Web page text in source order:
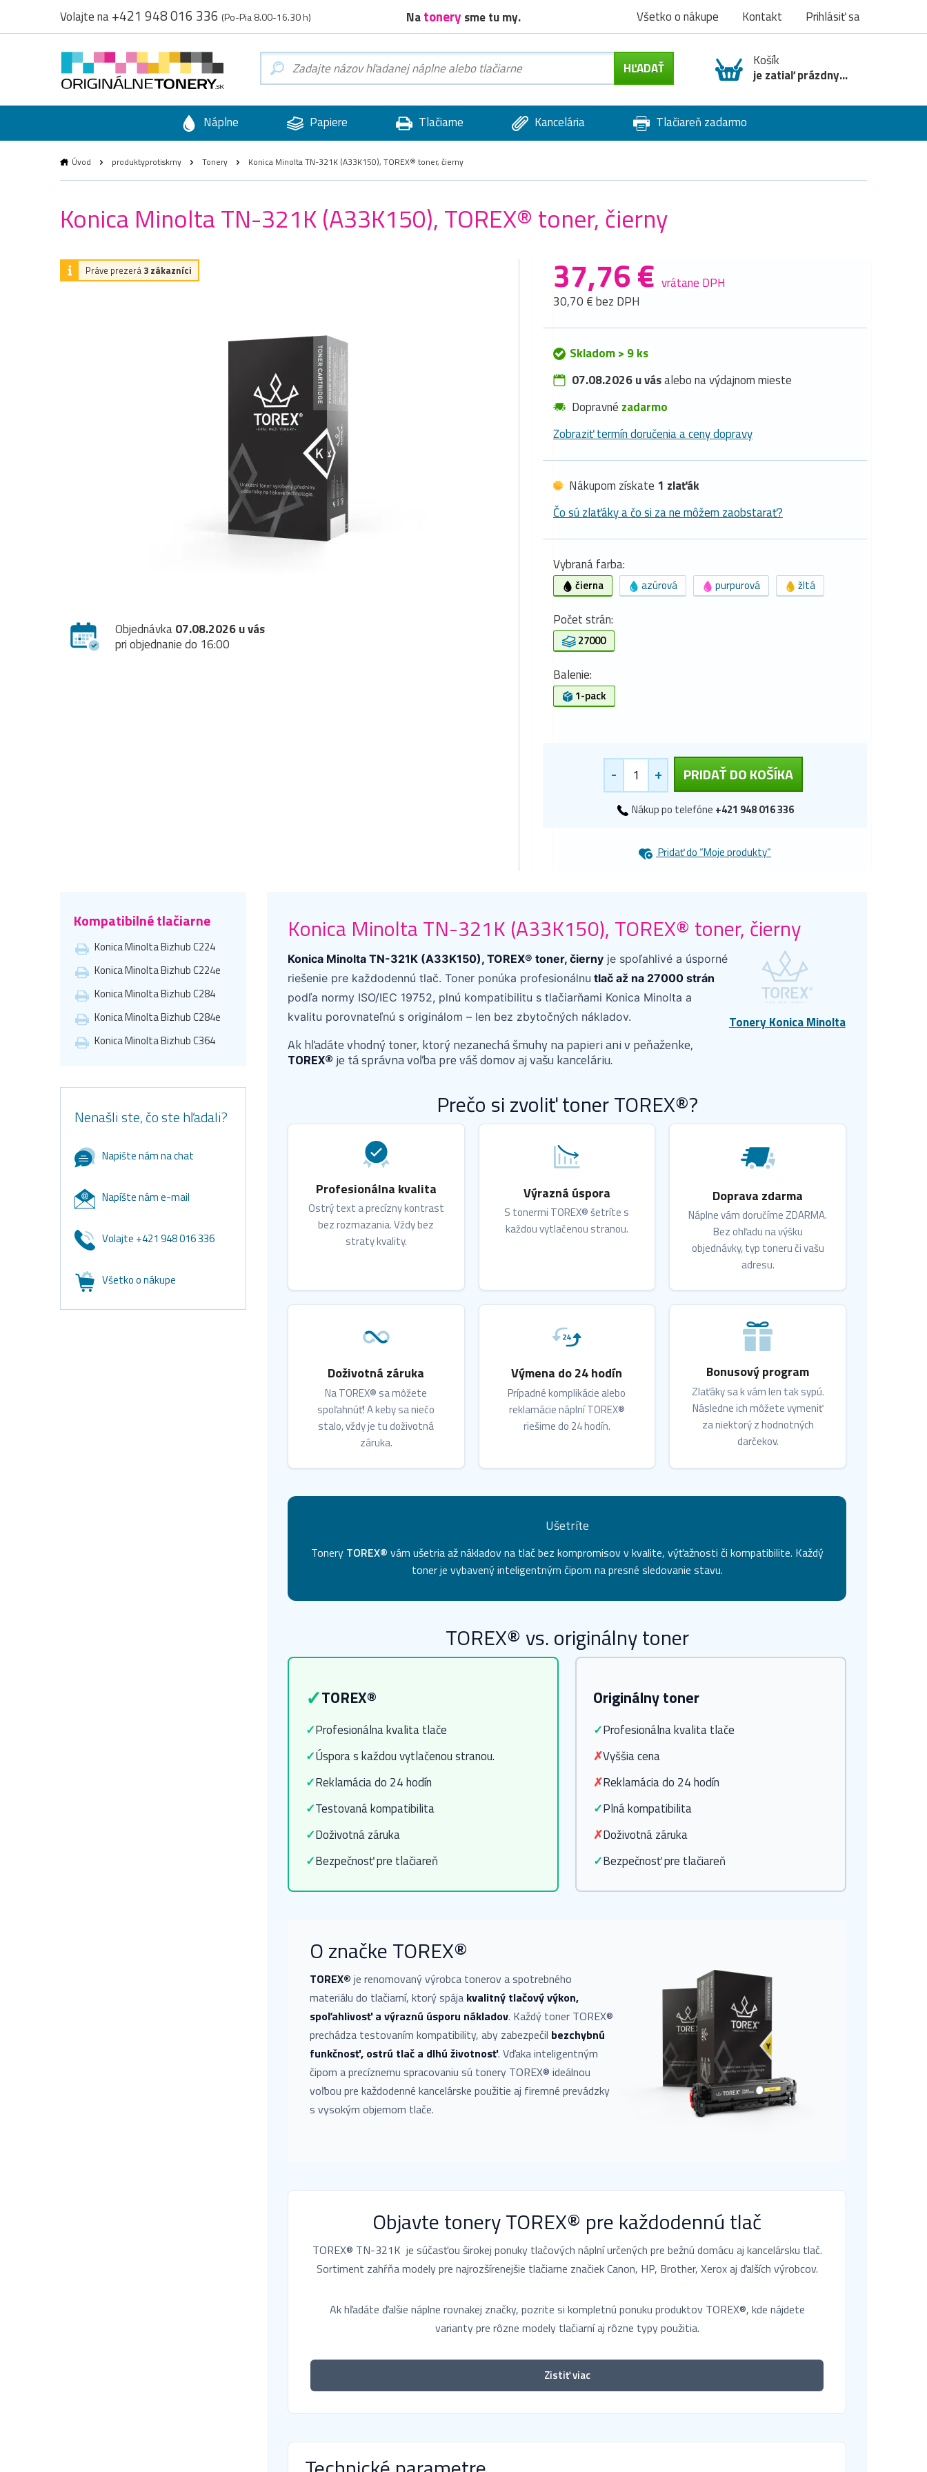
Volajte na+421 948 016 336 (Po-Pia 8.00-16.30 h) Natonery sme tu my. Všetko o nákupe Kontakt Prihlásiť sa
Košík
je zatiaľ prázdny...
Náplne Papiere Tlačiarne Kancelária Tlačiareň zadarmo
Úvod produktyprotiskrny Tonery Konica Minolta TN-321K (A33K150), TOREX® toner, čierny
Konica Minolta TN-321K (A33K150), TOREX® toner, čierny
Práve prezerá 3 zákazníci
Objednávka07.08.2026 u vás
pri objednanie do 16:00
37,76 € vrátane DPH
30,70 € bez DPH
Skladom > 9 ks
07.08.2026 u vásalebo na výdajnom mieste
Dopravné zadarmo
Zobraziť termín doručenia a ceny dopravy
Nákupom získate 1 zlaťák
Čo sú zlaťáky a čo si za ne môžem zaobstarať?
Vybraná farba:
čierna azúrová purpurová žltá
Počet strán:
27000
Balenie:
1-pack
- + PRIDAŤ DO KOŠÍKA
Nákup po telefóne +421 948 016 336
Pridať do “Moje produkty”
Kompatibilné tlačiarne
Konica Minolta Bizhub C224
Konica Minolta Bizhub C224e
Konica Minolta Bizhub C284
Konica Minolta Bizhub C284e
Konica Minolta Bizhub C364
Nenašli ste, čo ste hľadali?
Napište nám na chat
Napíšte nám e-mail
Volajte +421 948 016 336
Všetko o nákupe
Konica Minolta TN-321K (A33K150), TOREX® toner, čierny
Tonery Konica Minolta
Konica Minolta TN-321K (A33K150), TOREX® toner, čierny je spoľahlivé a úsporné
riešenie pre každodennú tlač. Toner ponúka profesionálnu tlač až na 27000 strán
podľa normy ISO/IEC 19752, plnú kompatibilitu s tlačiarňami Konica Minolta a
kvalitu porovnateľnú s originálom – len bez zbytočných nákladov.
Ak hľadáte vhodný toner, ktorý nezanechá šmuhy na papieri ani v peňaženke,
TOREX® je tá správna voľba pre váš domov aj vašu kanceláriu.
Prečo si zvoliť toner TOREX®?
Profesionálna kvalita
Ostrý text a precízny kontrast
bez rozmazania. Vždy bez
straty kvality.
Výrazná úspora
S tonermi TOREX® šetríte s
každou vytlačenou stranou.
Doprava zdarma
Náplne vám doručíme ZDARMA.
Bez ohľadu na výšku
objednávky, typ toneru či vašu
adresu.
Doživotná záruka
Na TOREX® sa môžete
spoľahnúť! A keby sa niečo
stalo, vždy je tu doživotná
záruka.
Výmena do 24 hodín
Prípadné komplikácie alebo
reklamácie náplní TOREX®
riešime do 24 hodín.
Bonusový program
Zlaťáky sa k vám len tak sypú.
Následne ich môžete vymeniť
za niektorý z hodnotných
darčekov.
Ušetríte
Tonery TOREX® vám ušetria ažnákladov na tlač bez kompromisov v kvalite, výťažnosti či kompatibilite. Každý
toner je vybavený inteligentným čipom na presné sledovanie stavu.
TOREX® vs. originálny toner
✓TOREX®
✓Profesionálna kvalita tlače
✓Úspora s každou vytlačenou stranou.
✓Reklamácia do 24 hodín
✓Testovaná kompatibilita
✓Doživotná záruka
✓Bezpečnosť pre tlačiareň
Originálny toner
✓Profesionálna kvalita tlače
✗Vyššia cena
✗Reklamácia do 24 hodín
✓Plná kompatibilita
✗Doživotná záruka
✓Bezpečnosť pre tlačiareň
O značke TOREX®
TOREX® je renomovaný výrobca tonerov a spotrebného
materiálu do tlačiarní, ktorý spája kvalitný tlačový výkon,
spoľahlivosť a výraznú úsporu nákladov. Každý toner TOREX®
prechádza testovaním kompatibility, aby zabezpečil bezchybnú
funkčnosť, ostrú tlač a dlhú životnosť. Vďaka inteligentným
čipom a precíznemu spracovaniu sú tonery TOREX® ideálnou
voľbou pre každodenné kancelárske použitie aj firemné prevádzky
s vysokým objemom tlače.
Objavte tonery TOREX® pre každodennú tlač
TOREX® TN-321K je súčasťou širokej ponuky tlačových náplní určených pre bežnú domácu aj kancelársku tlač.
Sortiment zahŕňa modely pre najrozšírenejšie tlačiarne značiek Canon, HP, Brother, Xerox aj ďalších výrobcov.
Ak hľadáte ďalšie náplne rovnakej značky, pozrite si kompletnú ponuku produktov TOREX®, kde nájdete
varianty pre rôzne modely tlačiarní aj rôzne typy použitia.
Zistiť viac